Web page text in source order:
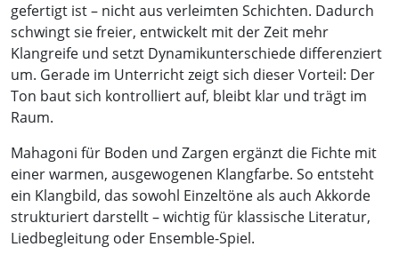
gefertigt ist – nicht aus verleimten Schichten. Dadurch
schwingt sie freier, entwickelt mit der Zeit mehr
Klangreife und setzt Dynamikunterschiede differenziert
um. Gerade im Unterricht zeigt sich dieser Vorteil: Der
Ton baut sich kontrolliert auf, bleibt klar und trägt im
Raum.
Mahagoni für Boden und Zargen ergänzt die Fichte mit
einer warmen, ausgewogenen Klangfarbe. So entsteht
ein Klangbild, das sowohl Einzeltöne als auch Akkorde
strukturiert darstellt – wichtig für klassische Literatur,
Liedbegleitung oder Ensemble-Spiel.